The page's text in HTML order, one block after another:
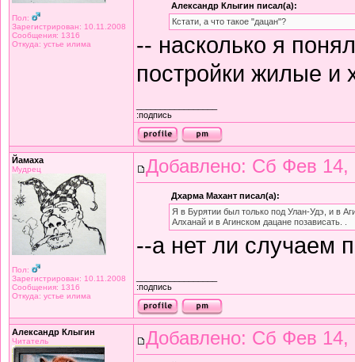
Пол:
Зарегистрирован: 10.11.2008
Сообщения: 1316
Откуда: устье илима
Александр Клыгин писал(а):
Кстати, а что такое "дацан"?
-- насколько я
постройки жилые и
:подпись
Йамаха
Мудрец
Пол:
Зарегистрирован: 10.11.2008
Сообщения: 1316
Откуда: устье илима
Добавлено: Сб Фев 14,
Дхарма Махант писал(а):
Я в Бурятии был только под Улан-Удэ, и в
Алханай и в Агинском дацане позависать. .
--а нет ли случаем
:подпись
Александр Клыгин
Читатель Добавлено: Сб Фев 14,